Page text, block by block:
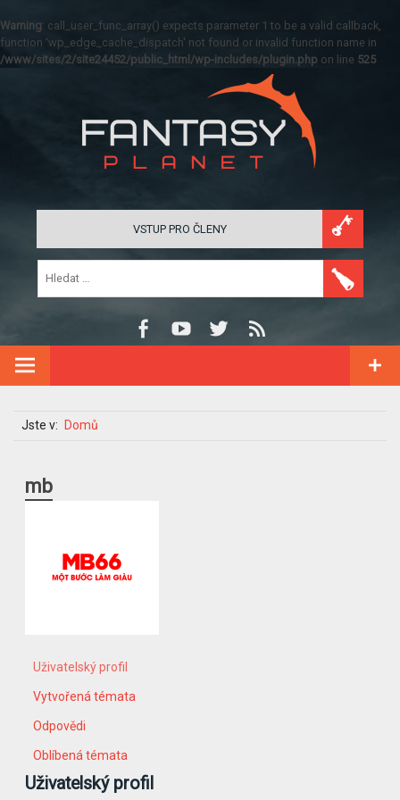
Warning: call_user_func_array() expects parameter 1 to be a valid callback,
function 'wp_edge_cache_dispatch' not found or invalid function name in
/www/sites/2/site24452/public_html/wp-includes/plugin.php on line 525
VSTUP PRO ČLENY
Jste v: Domů
mb
Uživatelský profil
Vytvořená témata
Odpovědi
Oblíbená témata
Uživatelský profil